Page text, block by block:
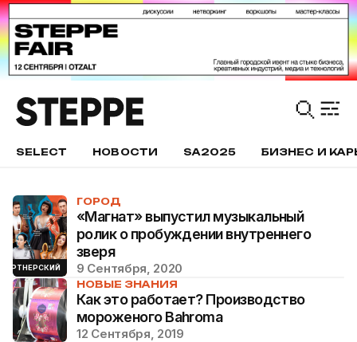
SELECT НОВОСТИ SA2025 БИЗНЕС И
ПАРТНЕРСКИЙ
ГОРОД
«Магнат» выпустил музыкальный
ролик о пробуждении внутреннего
зверя
9 Сентября, 2020
НОВЫЕ ЗНАНИЯ
Как это работает? Производство
мороженого Bahroma
12 Сентября, 2019